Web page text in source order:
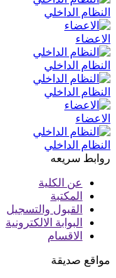
النظام الداخلي
الاعضاء
النظام الداخلي
النظام الداخلي
الاعضاء
النظام الداخلي
روابط سريعه
عن الكلية
المكتبة
القبول والتسجيل
البوابة الالكترونية
الاقسام
مواقع صديقة